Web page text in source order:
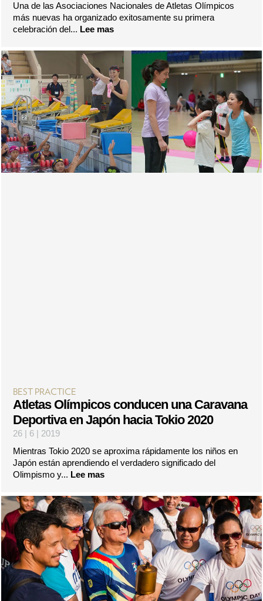
Una de las Asociaciones Nacionales de Atletas Olímpicos
más nuevas ha organizado exitosamente su primera
celebración del... Lee mas
BEST PRACTICE
Atletas Olímpicos conducen una Caravana
Deportiva en Japón hacia Tokio 2020
26 | 6 | 2019
Mientras Tokio 2020 se aproxima rápidamente los niños en
Japón están aprendiendo el verdadero significado del
Olimpismo y... Lee mas